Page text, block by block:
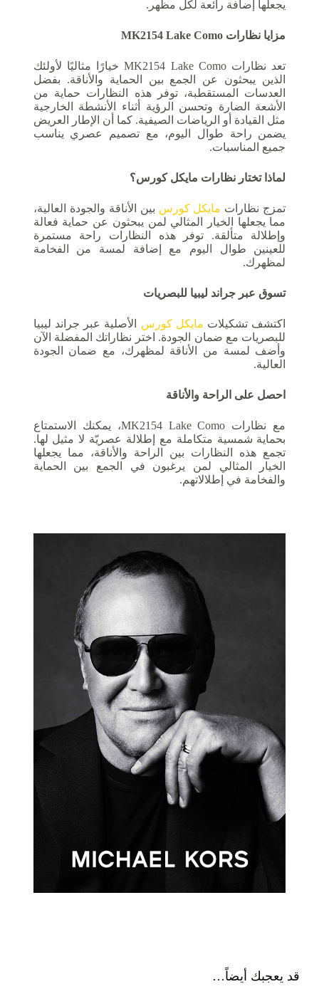
يجعلها إضافة رائعة لكل مظهر.
مزايا نظارات MK2154 Lake Como
تعد نظارات MK2154 Lake Como خيارًا مثاليًا لأولئك
الذين يبحثون عن الجمع بين الحماية والأناقة. بفضل
العدسات المستقطبة، توفر هذه النظارات حماية من
الأشعة الضارة وتحسن الرؤية أثناء الأنشطة الخارجية
مثل القيادة أو الرياضات الصيفية. كما أن الإطار العريض
يضمن راحة طوال اليوم، مع تصميم عصري يناسب
جميع المناسبات.
لماذا تختار نظارات مايكل كورس؟
تمزج نظارات مايكل كورس بين الأناقة والجودة العالية،
مما يجعلها الخيار المثالي لمن يبحثون عن حماية فعالة
وإطلالة متألقة. توفر هذه النظارات راحة مستمرة
للعينين طوال اليوم مع إضافة لمسة من الفخامة
لمظهرك.
تسوق عبر جراند ليبيا للبصريات
اكتشف تشكيلات مايكل كورس الأصلية عبر جراند ليبيا
للبصريات مع ضمان الجودة. اختر نظاراتك المفضلة الآن
وأضف لمسة من الأناقة لمظهرك، مع ضمان الجودة
العالية.
احصل على الراحة والأناقة
مع نظارات MK2154 Lake Como، يمكنك الاستمتاع
بحماية شمسية متكاملة مع إطلالة عصريّة لا مثيل لها.
تجمع هذه النظارات بين الراحة والأناقة، مما يجعلها
الخيار المثالي لمن يرغبون في الجمع بين الحماية
والفخامة في إطلالاتهم.
قد يعجبك أيضاً…